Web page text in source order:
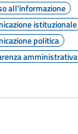
all'informazione
istituzionale
politica
amministrativa